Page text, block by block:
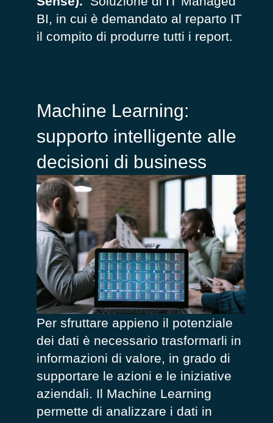
BI, in cui è demandato al reparto IT
il compito di produrre tutti i report.
Machine Learning:
supporto intelligente alle
decisioni di business
Per sfruttare appieno il potenziale
dei dati è necessario trasformarli in
informazioni di valore, in grado di
supportare le azioni e le iniziative
aziendali. Il Machine Learning
permette di analizzare i dati in